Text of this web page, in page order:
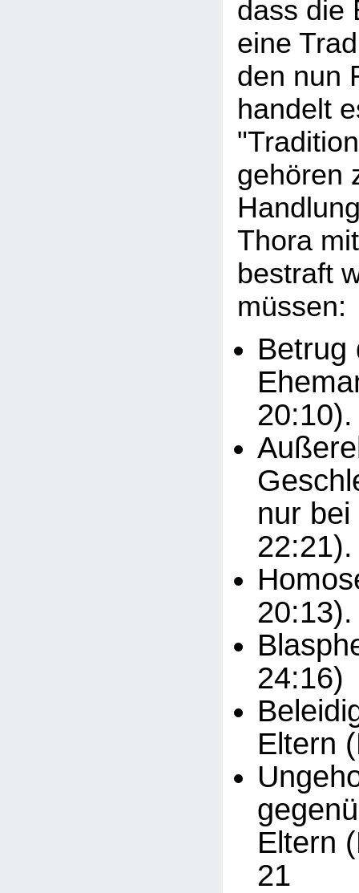
dass die
eine
den nun
handelt
gehören
Thora
bestraft
müssen:
Betrug
20:10).
nur
22:21).
20:13).
24:16)
Eltern
Eltern
21